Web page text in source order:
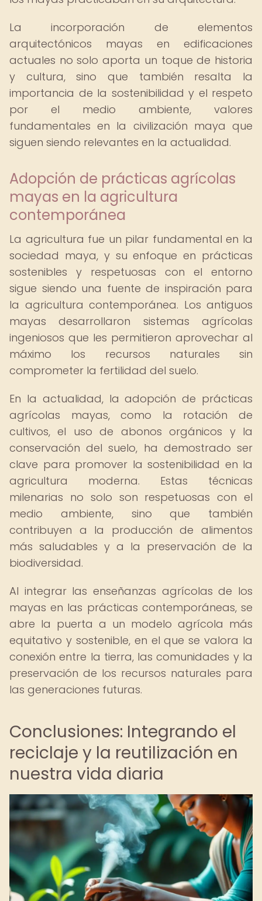
La incorporación de elementos
arquitectónicos mayas en edificaciones
actuales no solo aporta un toque de historia
y cultura, sino que también resalta la
importancia de la sostenibilidad y el respeto
por el medio ambiente, valores
fundamentales en la civilización maya que
siguen siendo relevantes en la actualidad.
Adopción de prácticas agrícolas
mayas en la agricultura
contemporánea
La agricultura fue un pilar fundamental en la
sociedad maya, y su enfoque en prácticas
sostenibles y respetuosas con el entorno
sigue siendo una fuente de inspiración para
la agricultura contemporánea. Los antiguos
mayas desarrollaron sistemas agrícolas
ingeniosos que les permitieron aprovechar al
máximo los recursos naturales sin
comprometer la fertilidad del suelo.
En la actualidad, la adopción de prácticas
agrícolas mayas, como la rotación de
cultivos, el uso de abonos orgánicos y la
conservación del suelo, ha demostrado ser
clave para promover la sostenibilidad en la
agricultura moderna. Estas técnicas
milenarias no solo son respetuosas con el
medio ambiente, sino que también
contribuyen a la producción de alimentos
más saludables y a la preservación de la
biodiversidad.
Al integrar las enseñanzas agrícolas de los
mayas en las prácticas contemporáneas, se
abre la puerta a un modelo agrícola más
equitativo y sostenible, en el que se valora la
conexión entre la tierra, las comunidades y la
preservación de los recursos naturales para
las generaciones futuras.
Conclusiones: Integrando el
reciclaje y la reutilización en
nuestra vida diaria